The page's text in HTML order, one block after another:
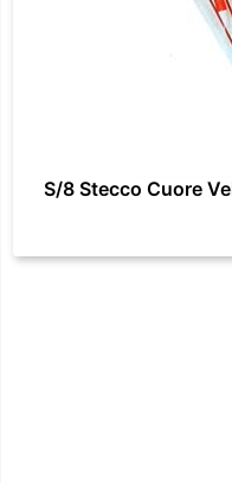
S/8 Stecco Cuore